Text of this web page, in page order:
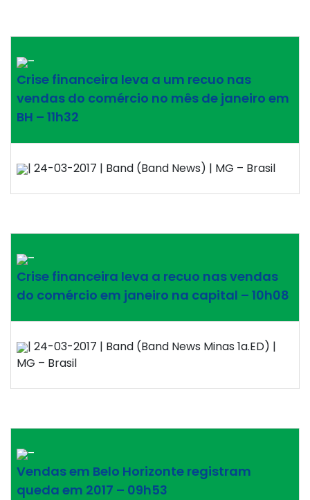
–
Crise financeira leva a um recuo nas
vendas do comércio no mês de janeiro em
BH – 11h32
| 24-03-2017 | Band (Band News) | MG – Brasil
–
Crise financeira leva a recuo nas vendas
do comércio em janeiro na capital – 10h08
| 24-03-2017 | Band (Band News Minas 1a.ED) |
MG – Brasil
–
Vendas em Belo Horizonte registram
queda em 2017 – 09h53